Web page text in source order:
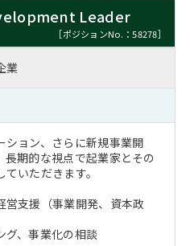
おわり
Leader
［ポジションNo.：58278］
業
ション、さらに新規事業開
期的な視点で起業家とその
いただきます。
営支援（事業開発、資本政
グ、事業化の相談